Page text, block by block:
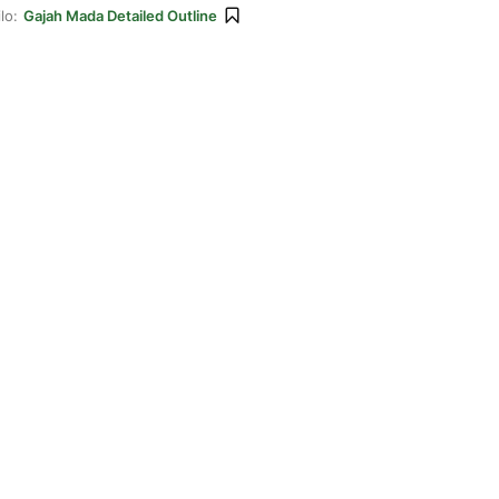
Gajah Mada Detailed Outline